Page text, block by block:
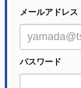
メールアドレス
パスワード